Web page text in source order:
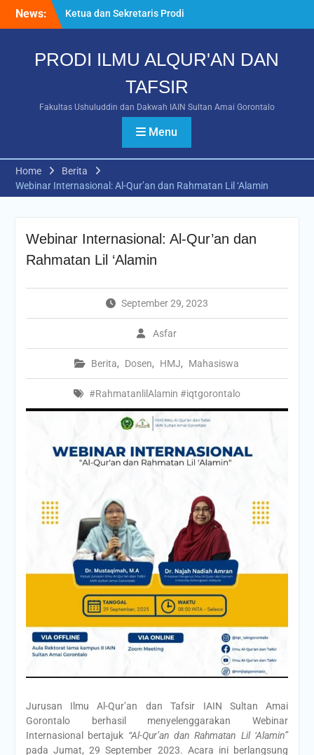
News:
Ketua dan Sekretaris Prodi
Ilmu Al-Qur’an dan Tafsir
Kerja Unggulan pada PRA
Ushuluddin dan Dakwah
Tahun 2026
Webinar Nasional Bahas
“Humanisme Qur’ani dan
Advokasi Difabel”
Mahasiswa IAT IAIN Sultan
Amai Gorontalo Raih
Prestasi Gemilang pada
PRODI ILMU ALQUR'AN DAN
TAFSIR
Fakultas Ushuluddin dan Dakwah IAIN Sultan Amai Gorontalo
Menu
Home
Berita
Webinar Internasional: Al-Qur’an dan Rahmatan Lil ‘Alamin
Webinar Internasional: Al-Qur’an dan
Rahmatan Lil ‘Alamin
September 29, 2023
Asfar
Berita, Dosen, HMJ, Mahasiswa
#RahmatanlilAlamin #iqtgorontalo
Jurusan Ilmu Al-Qur’an dan Tafsir IAIN Sultan Amai
Gorontalo berhasil menyelenggarakan Webinar
Internasional bertajuk “Al-Qur’an dan Rahmatan Lil ‘Alamin”
pada Jumat, 29 September 2023. Acara ini berlangsung